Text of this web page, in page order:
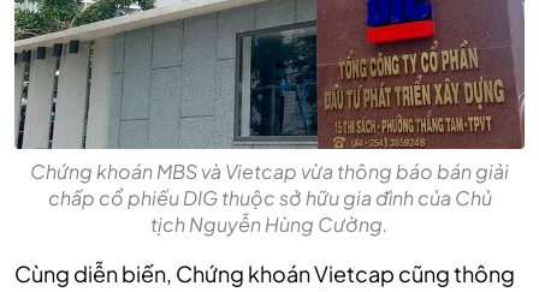
Chứng khoán MBS và Vietcap vừa thông báo bán giải
chấp cổ phiếu DIG thuộc sở hữu gia đình của Chủ
tịch Nguyễn Hùng Cường.
Cùng diễn biến, Chứng khoán Vietcap cũng thông